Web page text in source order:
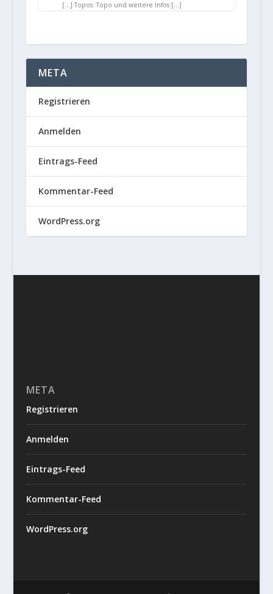
[…] Topos: Topo und weitere Infos […]
META
Registrieren
Anmelden
Eintrags-Feed
Kommentar-Feed
WordPress.org
META
Registrieren
Anmelden
Eintrags-Feed
Kommentar-Feed
WordPress.org